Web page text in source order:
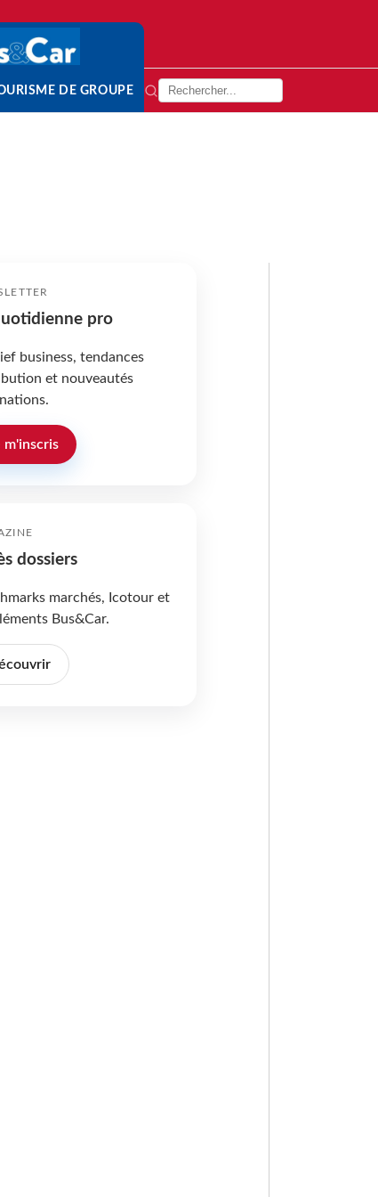
DE GROUPE
pro
business, tendances
et nouveautés
m'inscris
dossiers
marchés, Icotour et
Bus&Car.